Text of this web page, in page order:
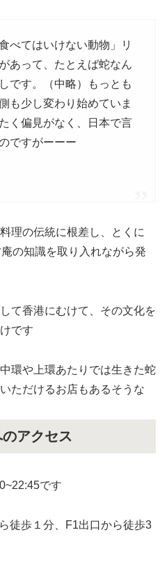
べてはいけない動物」リ
あって、たとえば蛇なん
です。（中略）もっとも
も少し変わり始めていま
く偏見がなく、日本で言
ですがーーー
理の伝統に根差し、とくに
の知識を取り入れながら発
て香港にむけて、その文化を
です
環や上環あたりでは生きた蛇
ただけるお店もあるそうな
アクセス
です
徒歩１分、F1出口から徒歩3